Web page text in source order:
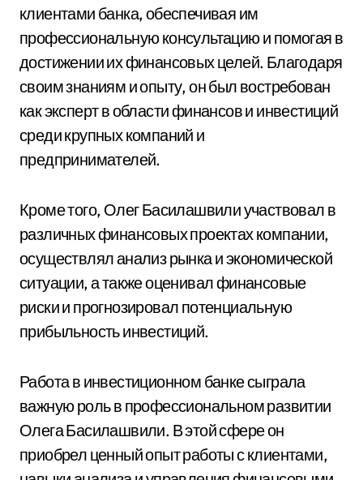
клиентами банка, обеспечивая им
профессиональную консультацию и помогая в
достижении их финансовых целей. Благодаря
своим знаниям и опыту, он был востребован
как эксперт в области финансов и инвестиций
среди крупных компаний и
предпринимателей.
Кроме того, Олег Басилашвили участвовал в
различных финансовых проектах компании,
осуществлял анализ рынка и экономической
ситуации, а также оценивал финансовые
риски и прогнозировал потенциальную
прибыльность инвестиций.
Работа в инвестиционном банке сыграла
важную роль в профессиональном развитии
Олега Басилашвили. В этой сфере он
приобрел ценный опыт работы с клиентами,